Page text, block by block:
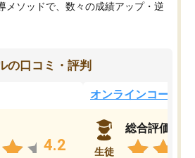
メソッドで、数々の成績アップ・逆
の口コミ・評判
4.2
オンラインコース
生徒
総合評価